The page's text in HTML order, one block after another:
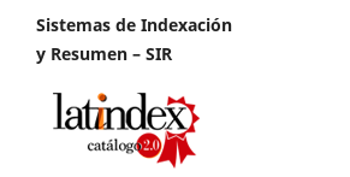
Sistemas de Indexación
y Resumen – SIR